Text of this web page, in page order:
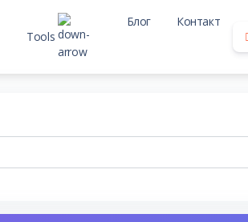
Tools
Seo Tools
Блог Контакт